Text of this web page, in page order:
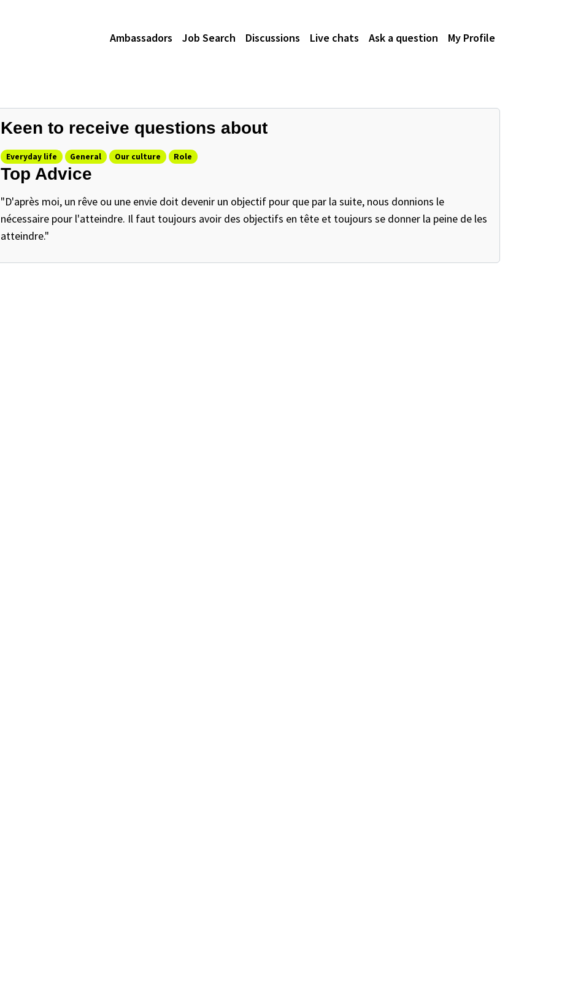
Ambassadors Job Search Discussions Live chats Ask a question My Profile
Keen to receive questions about
Everyday life General Our culture Role
Top Advice
"D'après moi, un rêve ou une envie doit devenir un objectif pour que par la suite, nous donnions le
nécessaire pour l'atteindre. Il faut toujours avoir des objectifs en tête et toujours se donner la peine de les
atteindre."